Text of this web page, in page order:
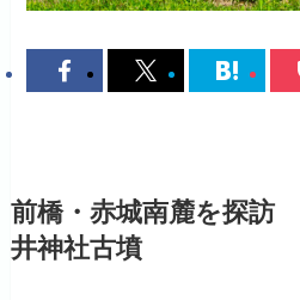
前橋・赤城南麓を探訪
井神社古墳